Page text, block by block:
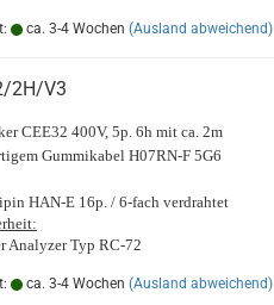
ca. 3-4 Wochen (Ausland abweichend)
2H/V3
CEE32 400V, 5p. 6h mit ca. 2m
Gummikabel H07RN-F 5G6
HAN-E 16p. / 6-fach verdrahtet
Analyzer Typ RC-72
ca. 3-4 Wochen (Ausland abweichend)